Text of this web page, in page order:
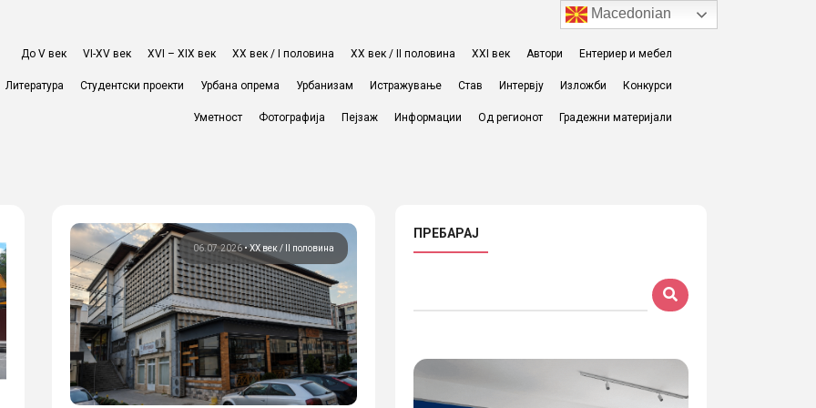
До V век VI-XV век XVI – XIX век ХХ век / I половина ХХ век / II половина XXI век Автори Ентериер и мебел
Литература Студентски проекти Урбана опрема Урбанизам Истражување Став Интервју Изложби Конкурси
Уметност Фотографија Пејзаж Информации Од регионот Градежни материјали
06.07.2026•ХХ век / II половина
ПРЕБАРАЈ
Macedonian